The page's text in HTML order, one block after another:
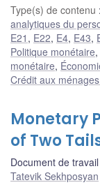
Type(s) de contenu :
analytiques du
E21 , E22, E4, E43,
Politique monétaire,
monétaire,
Crédit aux
Monetary
of Two
Document de
Tatevik Sekhposyan